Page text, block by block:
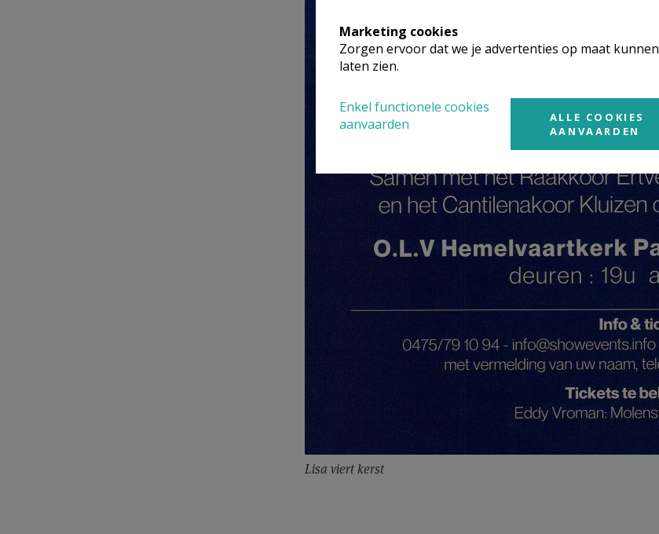
Lisa viert kerst
Marketing cookies
Zorgen ervoor dat we je advertenties op maat kunnen
laten zien.
Enkel functionele cookies
aanvaarden
ALLE COOKIES
AANVAARDEN